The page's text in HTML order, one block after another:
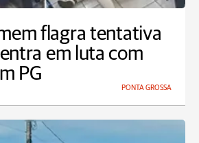
flagra tentativa
em luta com
PG
PONTA GROSSA